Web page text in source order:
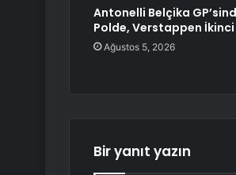
Antonelli Belçika
Polde, Verstappen İkinci
Ağustos 5, 2026
Bir yanıt yazın